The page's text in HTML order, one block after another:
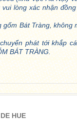
lòng xác nhận
Bát Tràng,
phát tới khắp
BÁT TRÀNG.
HUE